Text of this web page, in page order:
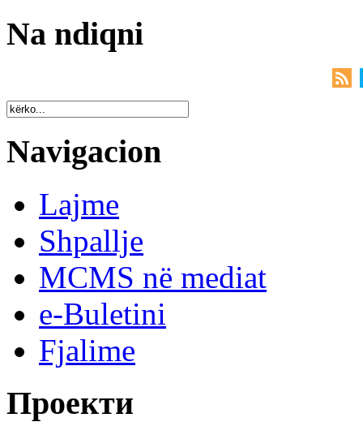
Na ndiqni
Navigacion
Lajme
Shpallje
MCMS në mediat
e-Buletini
Fjalime
Проекти